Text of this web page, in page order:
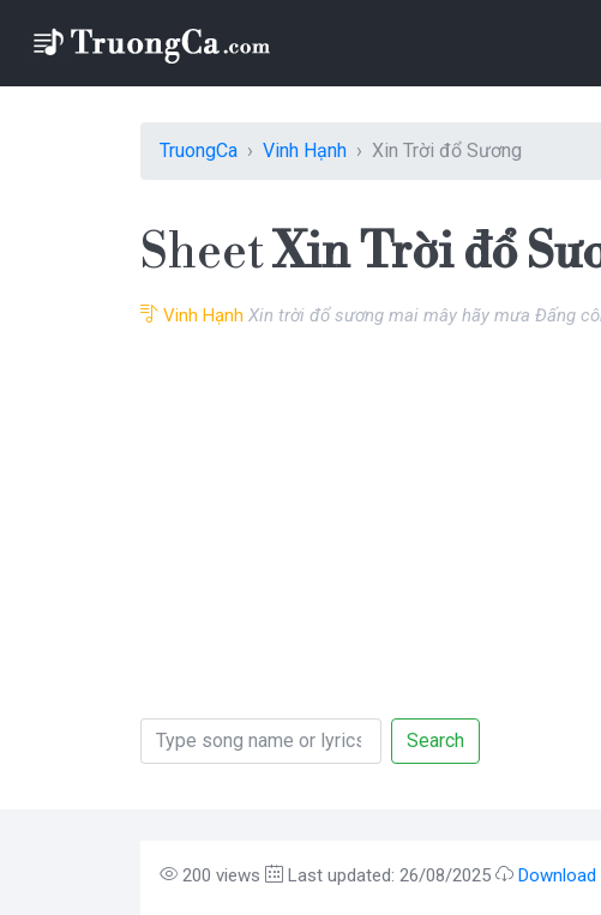
TruongCa Vinh Hạnh Xin Trời đổ Sương
SheetXin Trời đổ
Vinh Hạnh Xin trời đổ sương mai mây hãy mưa Đấng
Search
200 views Last updated: 26/08/2025 Download